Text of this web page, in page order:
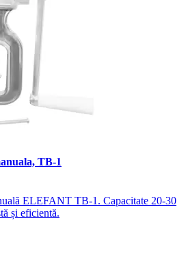
TB-1
ELEFANT TB-1. Capacitate 20-30
și eficientă.